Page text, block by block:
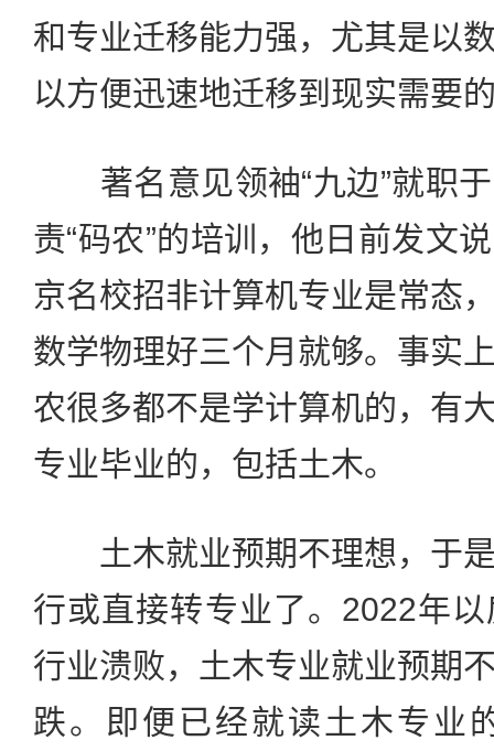
和专业迁移能力强，尤其是以
以方便迅速地迁移到现实需要
著名意见领袖“九边”就职于
责“码农”的培训，他日前发文
京名校招非计算机专业是常态
数学物理好三个月就够。事实
农很多都不是学计算机的，有
专业毕业的，包括土木。
土木就业预期不理想，于是
行或直接转专业了。2022年
行业溃败，土木专业就业预期
跌。即便已经就读土木专业